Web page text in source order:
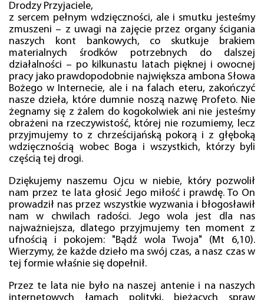
Drodzy Przyjaciele,
z sercem pełnym wdzięczności, ale i smutku jesteśmy
zmuszeni – z uwagi na zajęcie przez organy ścigania
naszych kont bankowych, co skutkuje brakiem
materialnych środków potrzebnych do dalszej
działalności – po kilkunastu latach pięknej i owocnej
pracy jako prawdopodobnie największa ambona Słowa
Bożego w Internecie, ale i na falach eteru, zakończyć
nasze dzieła, które dumnie noszą nazwę Profeto. Nie
żegnamy się z żalem do kogokolwiek ani nie jesteśmy
obrażeni na rzeczywistość, której nie rozumiemy, lecz
przyjmujemy to z chrześcijańską pokorą i z głęboką
wdzięcznością wobec Boga i wszystkich, którzy byli
częścią tej drogi.
Dziękujemy naszemu Ojcu w niebie, który pozwolił
nam przez te lata głosić Jego miłość i prawdę. To On
prowadził nas przez wszystkie wyzwania i błogosławił
nam w chwilach radości. Jego wola jest dla nas
najważniejsza, dlatego przyjmujemy ten moment z
ufnością i pokojem: "Bądź wola Twoja" (Mt 6,10).
Wierzymy, że każde dzieło ma swój czas, a nasz czas w
tej formie właśnie się dopełnił.
Przez te lata nie było na naszej antenie i na naszych